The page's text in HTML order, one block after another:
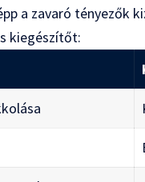
a zavaró tényezők
kiegészítőt: